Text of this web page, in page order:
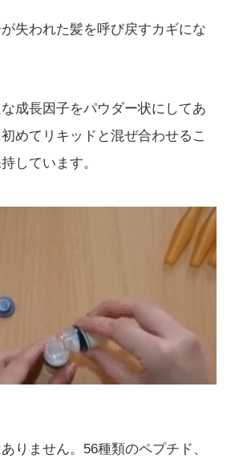
失われた髪を呼び戻すカギにな
成長因子をパウダー状にしてあ
めてリキッドと混ぜ合わせるこ
しています。
りません。56種類のペプチド、